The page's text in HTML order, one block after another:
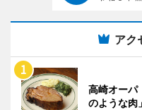
アク
高崎オー
のような肉